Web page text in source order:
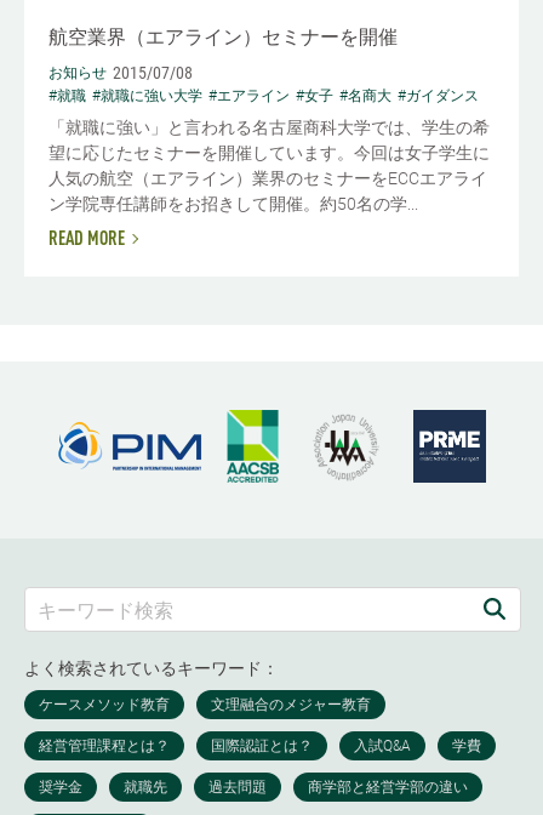
航空業界（エアライン）セミナーを開催
お知らせ 2015/07/08
#就職 #就職に強い大学 #エアライン #女子 #名商大 #ガイダンス
「就職に強い」と言われる名古屋商科大学では、学生の希
望に応じたセミナーを開催しています。今回は女子学生に
人気の航空（エアライン）業界のセミナーをECCエアライ
ン学院専任講師をお招きして開催。約50名の学...
READ MORE
よく検索されているキーワード：